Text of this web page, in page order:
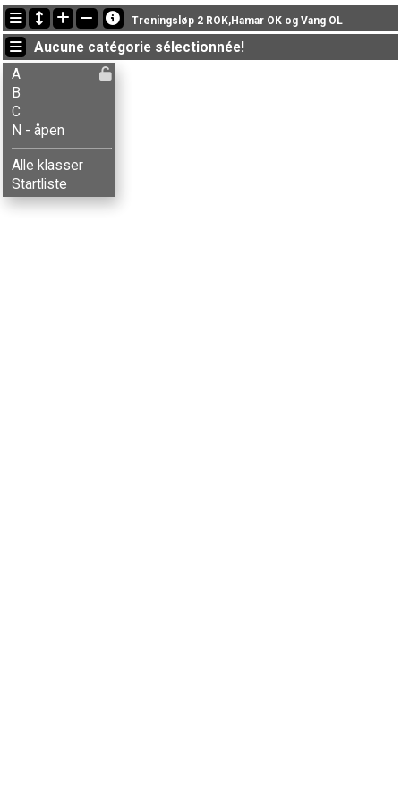
Dernières mises à jour
18:08:03: Eva Lutnæs (B) a terminé , chrono: 42:51 (3)
18:06:42: Ranveig Brustad (C ) a terminé , chrono: 38:21 (2)
17:57:15: Gunhild W. Magnor (N - åpen) a terminé with status finished
Treningsløp 2 ROK,Hamar OK og Vang OL
Aucune catégorie sélectionnée!
A
B
C
N - åpen
Alle klasser
Startliste